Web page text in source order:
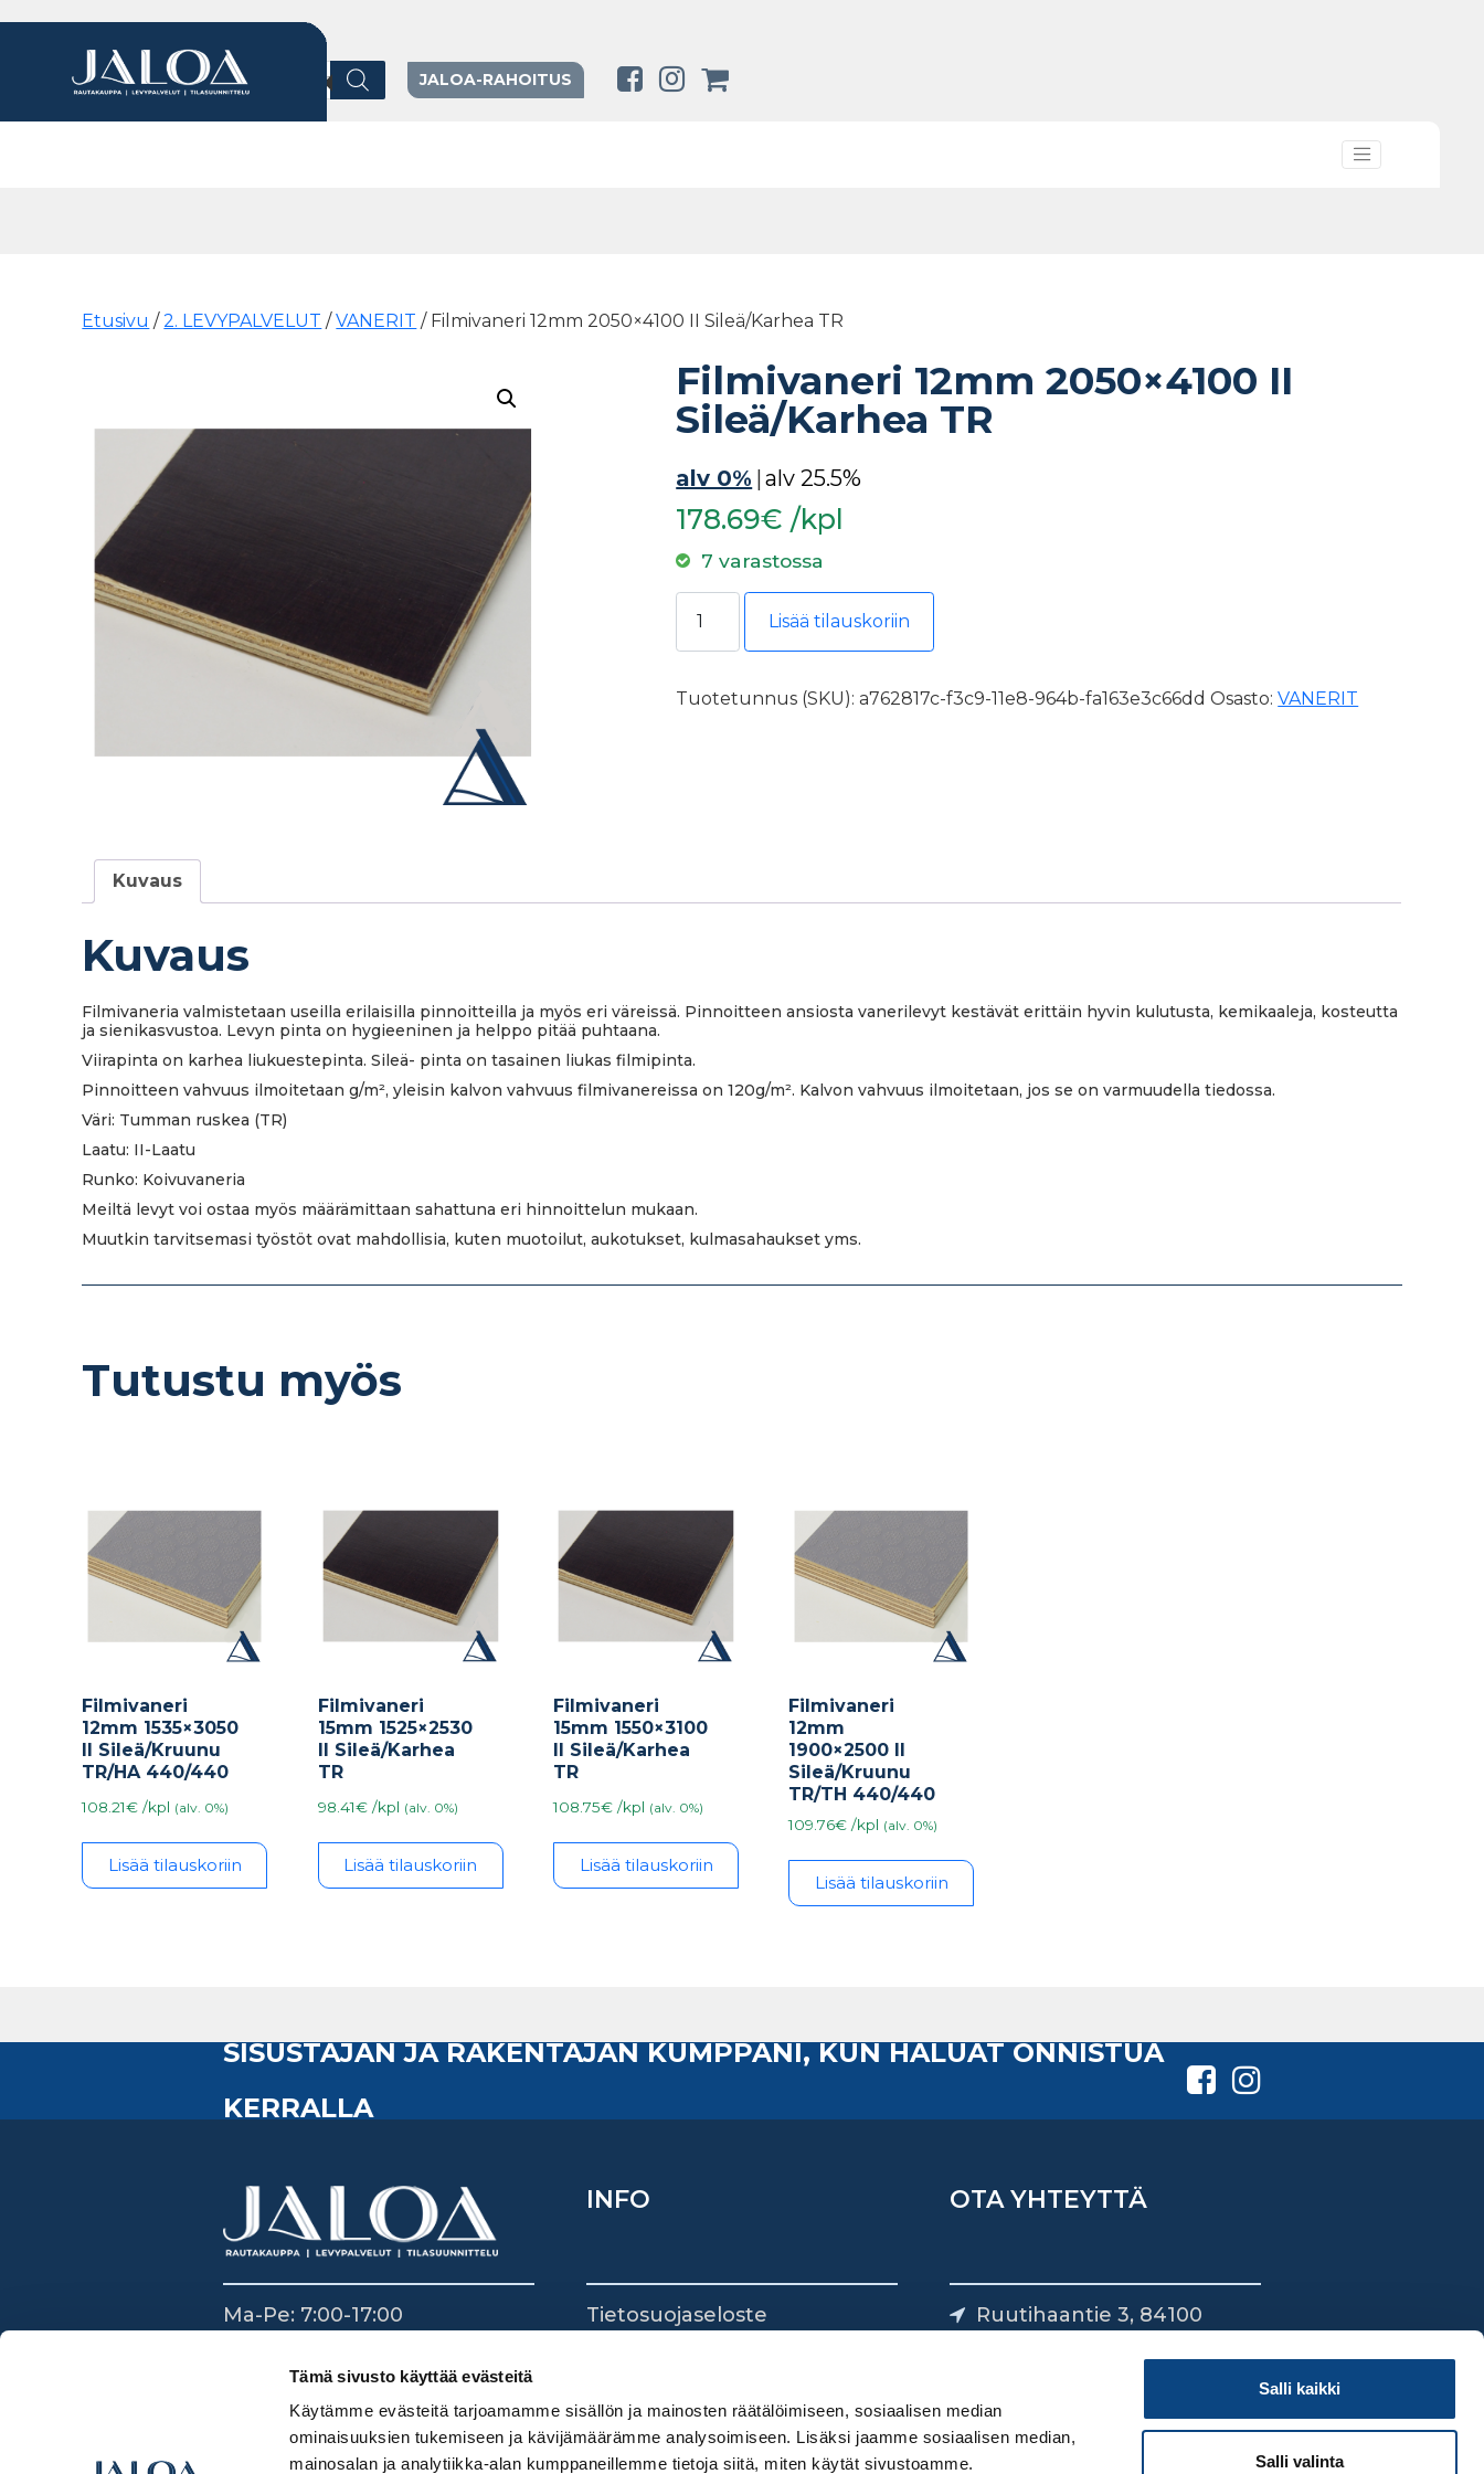
Tämä sivusto käyttää evästeitä
Käytämme evästeitä tarjoamamme sisällön ja mainosten räätälöimiseen, sosiaalisen median
ominaisuuksien tukemiseen ja kävijämäärämme analysoimiseen. Lisäksi jaamme sosiaalisen median,
mainosalan ja analytiikka-alan kumppaneillemme tietoja siitä, miten käytät sivustoamme.
Salli kaikki
Salli valinta
Products search
JALOA-RAHOITUS
Etusivu /2. LEVYPALVELUT /VANERIT / Filmivaneri 12mm 2050×4100 II Sileä/Karhea TR
Filmivaneri 12mm 2050×4100 II
Sileä/Karhea TR
alv 0% |alv 25.5%
178.69€ /kpl
7 varastossa
Filmivaneri 12mm 2050x4100 II Sileä/Karhea TR määrä
Lisää tilauskoriin
Tuotetunnus (SKU):a762817c-f3c9-11e8-964b-fa163e3c66dd Osasto:VANERIT
Kuvaus
Kuvaus
Filmivaneria valmistetaan useilla erilaisilla pinnoitteilla ja myös eri väreissä. Pinnoitteen ansiosta vanerilevyt kestävät erittäin hyvin kulutusta, kemikaaleja, kosteutta
ja sienikasvustoa. Levyn pinta on hygieeninen ja helppo pitää puhtaana.
Viirapinta on karhea liukuestepinta. Sileä- pinta on tasainen liukas filmipinta.
Pinnoitteen vahvuus ilmoitetaan g/m², yleisin kalvon vahvuus filmivanereissa on 120g/m². Kalvon vahvuus ilmoitetaan, jos se on varmuudella tiedossa.
Väri: Tumman ruskea (TR)
Laatu: II-Laatu
Runko: Koivuvaneria
Meiltä levyt voi ostaa myös määrämittaan sahattuna eri hinnoittelun mukaan.
Muutkin tarvitsemasi työstöt ovat mahdollisia, kuten muotoilut, aukotukset, kulmasahaukset yms.
Tutustu myös
Filmivaneri
12mm 1535×3050
II Sileä/Kruunu
TR/HA 440/440
108.21€ /kpl (alv. 0%)
Lisää tilauskoriin
Filmivaneri
15mm 1525×2530
II Sileä/Karhea
TR
98.41€ /kpl (alv. 0%)
Lisää tilauskoriin
Filmivaneri
15mm 1550×3100
II Sileä/Karhea
TR
108.75€ /kpl (alv. 0%)
Lisää tilauskoriin
Filmivaneri
12mm
1900×2500 II
Sileä/Kruunu
TR/TH 440/440
109.76€ /kpl (alv. 0%)
Lisää tilauskoriin
SISUSTAJAN JA RAKENTAJAN KUMPPANI, KUN HALUAT ONNISTUA
KERRALLA
Ma-Pe: 7:00-17:00
Su: Suljettu
INFO
Tietosuojaseloste
OTA YHTEYTTÄ
Ruutihaantie 3, 84100